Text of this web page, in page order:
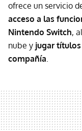
ofrece un servicio
acceso a las
Nintendo Switch,
nube y jugar
compañía.